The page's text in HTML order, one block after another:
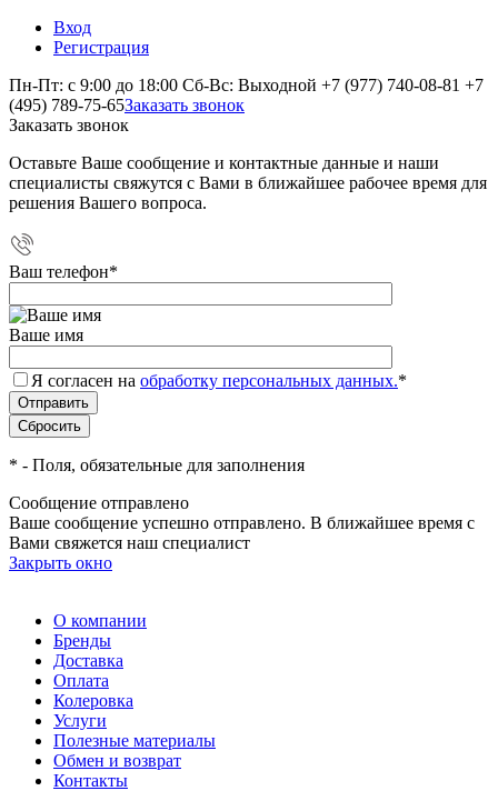
Вход
Регистрация
Пн-Пт: с 9:00 до 18:00 Сб-Вс: Выходной +7 (977) 740-08-81 +7
(495) 789-75-65Заказать звонок
Заказать звонок
Оставьте Ваше сообщение и контактные данные и наши
специалисты свяжутся с Вами в ближайшее рабочее время для
решения Вашего вопроса.
Ваш телефон*
Ваше имя
Я согласен на обработку персональных данных.*
* - Поля, обязательные для заполнения
Сообщение отправлено
Ваше сообщение успешно отправлено. В ближайшее время с
Вами свяжется наш специалист
Закрыть окно
О компании
Бренды
Доставка
Оплата
Колеровка
Услуги
Полезные материалы
Обмен и возврат
Контакты